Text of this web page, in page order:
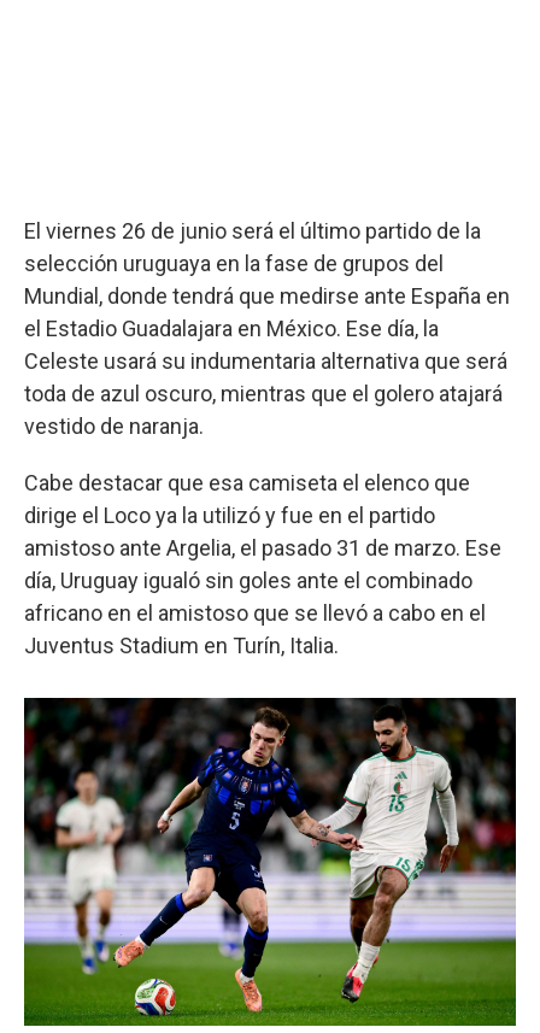
El viernes 26 de junio será el último partido de la
selección uruguaya en la fase de grupos del
Mundial, donde tendrá que medirse ante España en
el Estadio Guadalajara en México. Ese día, la
Celeste usará su indumentaria alternativa que será
toda de azul oscuro, mientras que el golero atajará
vestido de naranja.
Cabe destacar que esa camiseta el elenco que
dirige el Loco ya la utilizó y fue en el partido
amistoso ante Argelia, el pasado 31 de marzo. Ese
día, Uruguay igualó sin goles ante el combinado
africano en el amistoso que se llevó a cabo en el
Juventus Stadium en Turín, Italia.